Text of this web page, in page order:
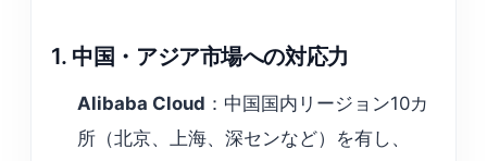
1. 中国・アジア市場への対応力
Alibaba Cloud ：中国国内リージョン10カ
所（北京、上海、深センなど）を有し、